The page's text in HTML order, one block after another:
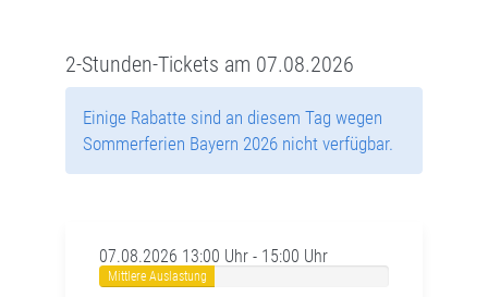
2-Stunden-Tickets am 07.08.2026
Einige Rabatte sind an diesem Tag wegen
Sommerferien Bayern 2026 nicht verfügbar.
07.08.2026 13:00 Uhr - 15:00 Uhr
Mittlere Auslastung